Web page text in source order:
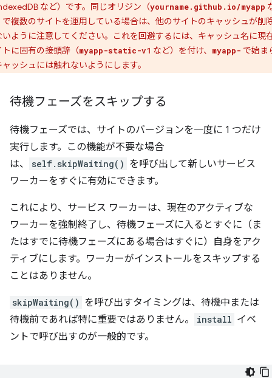
など）です。同じオリジン（yourname.github.io/myapp
で複数のサイトを運用している場合は、他のサイトのキャッシュが削
いように注意してください。これを回避するには、キャッシュ名に現
トに固有の接頭辞（myapp-static-v1 など）を付け、 myapp- で始ま
ッシュには触れないようにします。
待機フェーズをスキップする
待機フェーズでは、サイトのバージョンを一度に 1 つだけ
実行します。この機能が不要な場合
は、
self.skipWaiting() を呼び出して新しいサービス
ワーカーをすぐに有効にできます。
これにより、サービス ワーカーは、現在のアクティブな
ワーカーを強制終了し、待機フェーズに入るとすぐに（ま
たはすでに待機フェーズにある場合はすぐに）自身をアク
ティブにします。ワーカーがインストールをスキップする
ことはありません。
skipWaiting() を呼び出すタイミングは、待機中または
待機前であれば特に重要ではありません。
install イベ
ントで呼び出すのが一般的です。